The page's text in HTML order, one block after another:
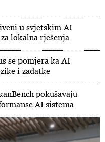
u svjetskim AI
lokalna rješenja
se pomjera ka AI
i zadatke
pokušavaju
AI sistema